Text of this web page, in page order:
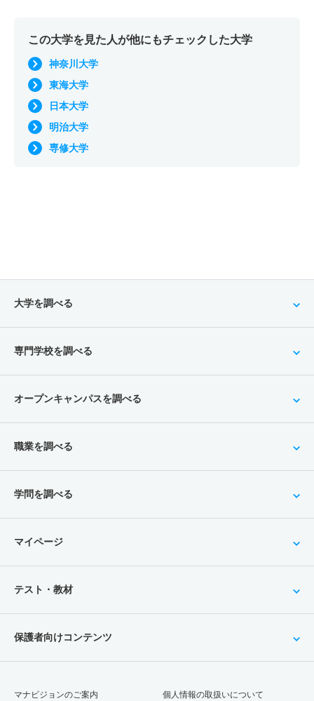
この大学を見た人が他にもチェックした大学
神奈川大学
東海大学
日本大学
明治大学
専修大学
大学を調べる
専門学校を調べる
オープンキャンパスを調べる
職業を調べる
学問を調べる
マイページ
テスト・教材
保護者向けコンテンツ
マナビジョンのご案内 個人情報の取扱いについて